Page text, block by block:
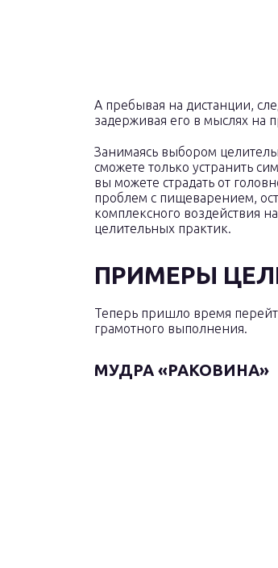
А пребывая на дистанции,
задерживая его в мыслях на
Занимаясь выбором
сможете только устранить
вы можете страдать от
проблем с пищеварением,
комплексного воздействия
целительных практик.
ПРИМЕРЫ
Теперь пришло время
грамотного выполнения.
МУДРА «РАКОВИНА»